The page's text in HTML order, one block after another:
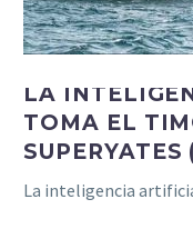
LA
TOMA EL
La inteligencia